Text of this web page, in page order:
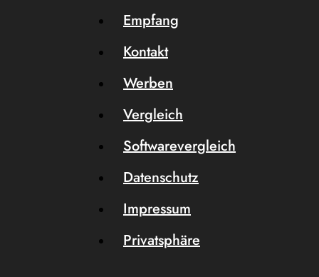
Empfang
Kontakt
Werben
Vergleich
Softwarevergleich
Datenschutz
Impressum
Privatsphäre